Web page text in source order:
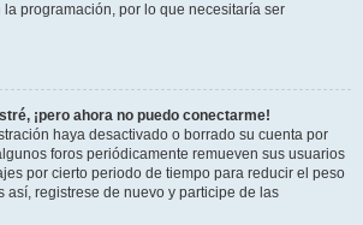
programación, por lo que necesitaría ser
¡pero ahora no puedo conectarme!
haya desactivado o borrado su cuenta por
foros periódicamente remueven sus usuarios
por cierto periodo de tiempo para reducir el peso
así, registrese de nuevo y participe de las